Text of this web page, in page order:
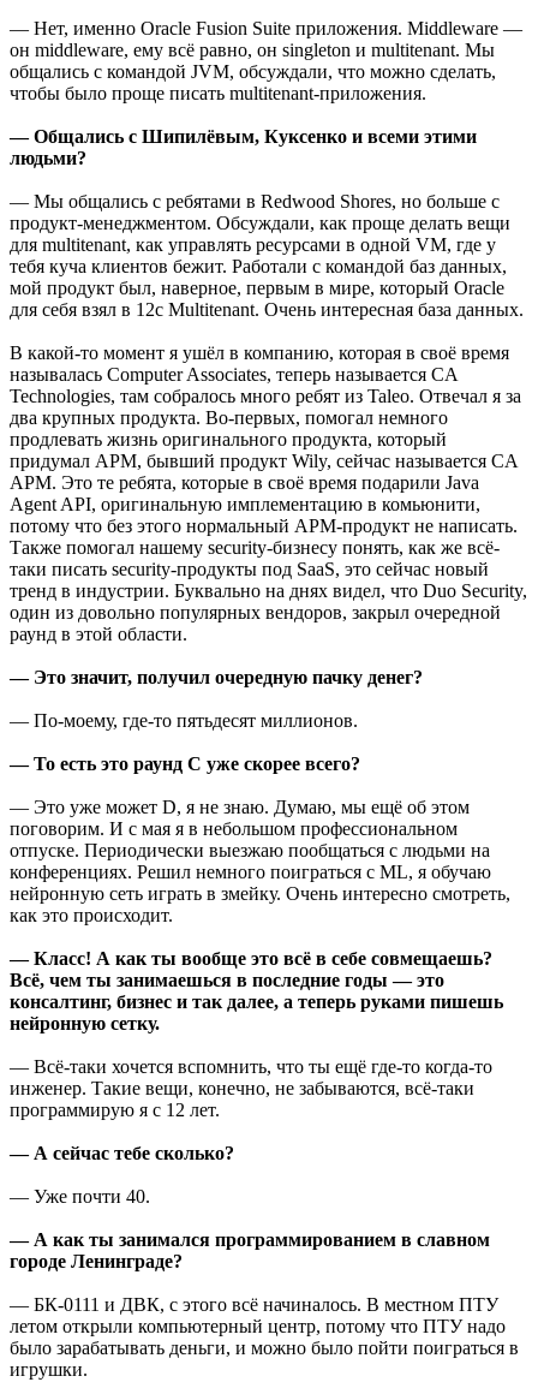
— Нет, именно Oracle Fusion Suite приложения. Middleware —
он middleware, ему всё равно, он singleton и multitenant. Мы
общались с командой JVM, обсуждали, что можно сделать,
чтобы было проще писать multitenant-приложения.
— Общались с Шипилёвым, Куксенко и всеми этими
людьми?
— Мы общались с ребятами в Redwood Shores, но больше с
продукт-менеджментом. Обсуждали, как проще делать вещи
для multitenant, как управлять ресурсами в одной VM, где у
тебя куча клиентов бежит. Работали с командой баз данных,
мой продукт был, наверное, первым в мире, который Oracle
для себя взял в 12c Multitenant. Очень интересная база данных.
В какой-то момент я ушёл в компанию, которая в своё время
называлась Computer Associates, теперь называется CA
Technologies, там собралось много ребят из Taleo. Отвечал я за
два крупных продукта. Во-первых, помогал немного
продлевать жизнь оригинального продукта, который
придумал APM, бывший продукт Wily, сейчас называется CA
APM. Это те ребята, которые в своё время подарили Java
Agent API, оригинальную имплементацию в комьюнити,
потому что без этого нормальный APM-продукт не написать.
Также помогал нашему security-бизнесу понять, как же всё-
таки писать security-продукты под SaaS, это сейчас новый
тренд в индустрии. Буквально на днях видел, что Duo Security,
один из довольно популярных вендоров, закрыл очередной
раунд в этой области.
— Это значит, получил очередную пачку денег?
— По-моему, где-то пятьдесят миллионов.
— То есть это раунд С уже скорее всего?
— Это уже может D, я не знаю. Думаю, мы ещё об этом
поговорим. И с мая я в небольшом профессиональном
отпуске. Периодически выезжаю пообщаться с людьми на
конференциях. Решил немного поиграться с ML, я обучаю
нейронную сеть играть в змейку. Очень интересно смотреть,
как это происходит.
— Класс! А как ты вообще это всё в себе совмещаешь?
Всё, чем ты занимаешься в последние годы — это
консалтинг, бизнес и так далее, а теперь руками пишешь
нейронную сетку.
— Всё-таки хочется вспомнить, что ты ещё где-то когда-то
инженер. Такие вещи, конечно, не забываются, всё-таки
программирую я с 12 лет.
— А сейчас тебе сколько?
— Уже почти 40.
— А как ты занимался программированием в славном
городе Ленинграде?
— БК-0111 и ДВК, с этого всё начиналось. В местном ПТУ
летом открыли компьютерный центр, потому что ПТУ надо
было зарабатывать деньги, и можно было пойти поиграться в
игрушки.